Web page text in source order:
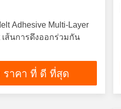
Adhesive Multi-Layer
เส้นการดึงออกร่วมกัน
ราคา ที่ ดี ที่สุด